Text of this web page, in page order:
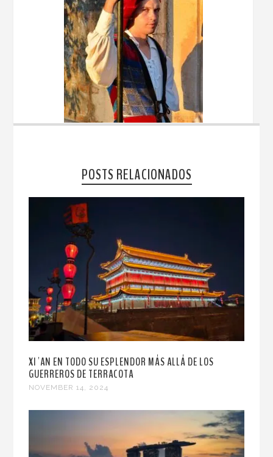
POSTS RELACIONADOS
XI´AN EN TODO SU ESPLENDOR MÁS ALLÁ DE LOS
GUERREROS DE TERRACOTA
NOVEMBER 14, 2024